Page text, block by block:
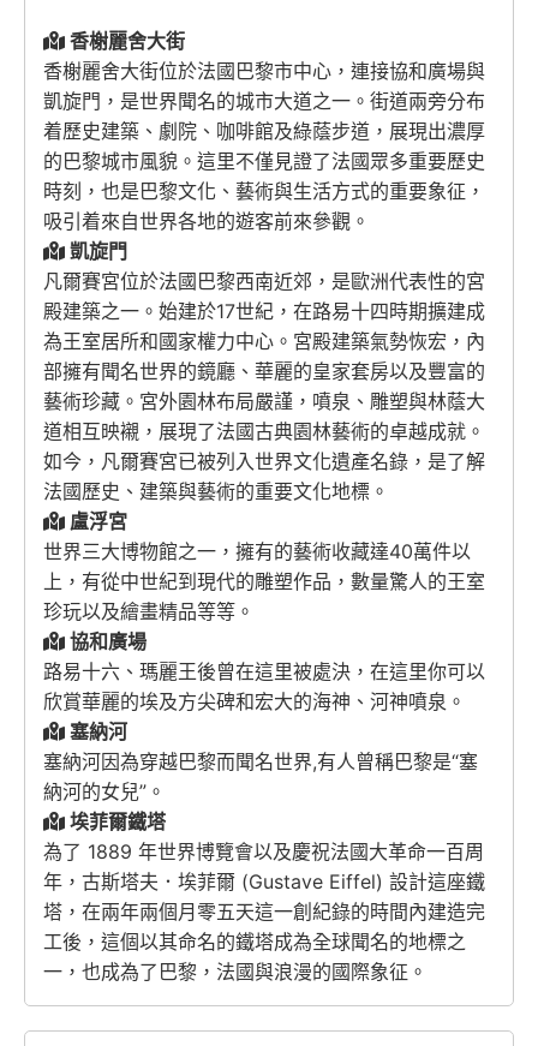
香榭麗舍大街
香榭麗舍大街位於法國巴黎市中心，連接協和廣場與
凱旋門，是世界聞名的城市大道之一。街道兩旁分布
着歷史建築、劇院、咖啡館及綠蔭步道，展現出濃厚
的巴黎城市風貌。這里不僅見證了法國眾多重要歷史
時刻，也是巴黎文化、藝術與生活方式的重要象征，
吸引着來自世界各地的遊客前來參觀。
凱旋門
凡爾賽宮位於法國巴黎西南近郊，是歐洲代表性的宮
殿建築之一。始建於17世紀，在路易十四時期擴建成
為王室居所和國家權力中心。宮殿建築氣勢恢宏，內
部擁有聞名世界的鏡廳、華麗的皇家套房以及豐富的
藝術珍藏。宮外園林布局嚴謹，噴泉、雕塑與林蔭大
道相互映襯，展現了法國古典園林藝術的卓越成就。
如今，凡爾賽宮已被列入世界文化遺產名錄，是了解
法國歷史、建築與藝術的重要文化地標。
盧浮宮
世界三大博物館之一，擁有的藝術收藏達40萬件以
上，有從中世紀到現代的雕塑作品，數量驚人的王室
珍玩以及繪畫精品等等。
協和廣場
路易十六、瑪麗王後曾在這里被處決，在這里你可以
欣賞華麗的埃及方尖碑和宏大的海神、河神噴泉。
塞納河
塞納河因為穿越巴黎而聞名世界,有人曾稱巴黎是“塞
納河的女兒”。
埃菲爾鐵塔
為了 1889 年世界博覽會以及慶祝法國大革命一百周
年，古斯塔夫．埃菲爾 (Gustave Eiffel) 設計這座鐵
塔，在兩年兩個月零五天這一創紀錄的時間內建造完
工後，這個以其命名的鐵塔成為全球聞名的地標之
一，也成為了巴黎，法國與浪漫的國際象征。